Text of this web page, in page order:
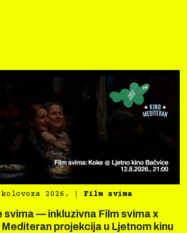
2026. Film svima
svima — inkluzivna Film svima x
Mediteran projekcija u Ljetnom kinu